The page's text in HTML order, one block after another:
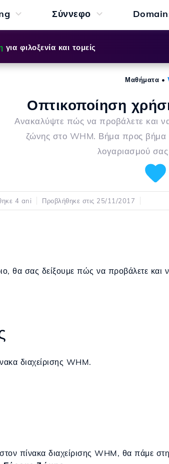
Σύννεφο
για φιλοξενία και τομείς
Μαθήματα •
Οπτικοποίηση
Ανακαλύψτε πώς να προβάλετε και
ζώνης στο WHM. Βήμα προς βήμα
λογαριασμού
4 ani Προβλήθηκε στις 25/11/2017
θα σας δείξουμε πώς να προβάλετε
διαχείρισης WHM.
πίνακα διαχείρισης WHM, θα πάμε